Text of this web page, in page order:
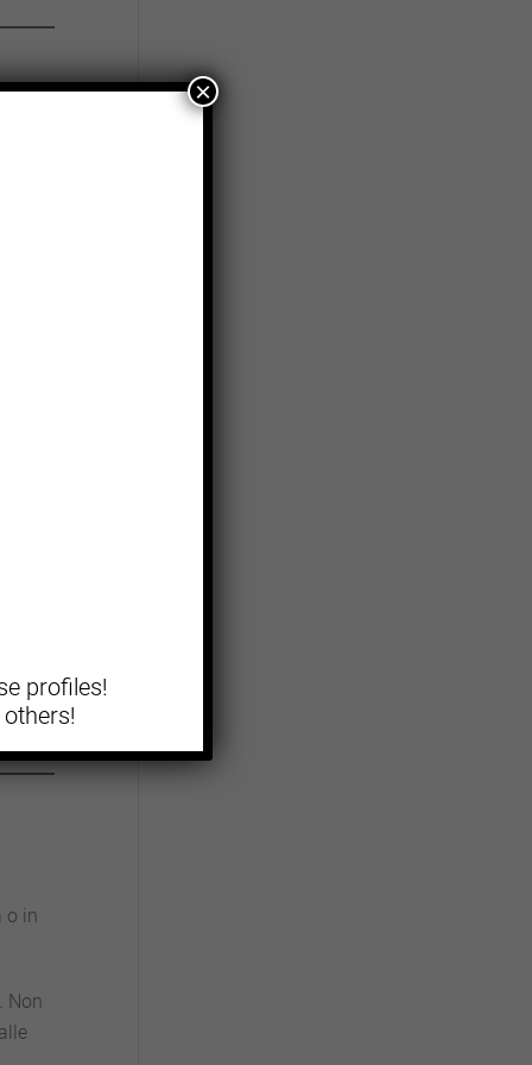
o in
Non
profiles!
×